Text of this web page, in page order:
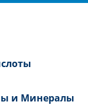
и Минералы